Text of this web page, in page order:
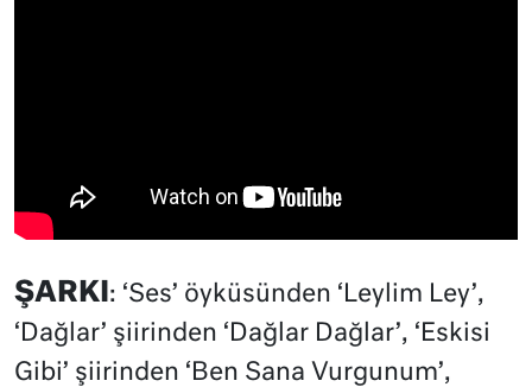
ŞARKI : ‘Ses’ öyküsünden ‘Leylim Ley’,
‘Dağlar’ şiirinden ‘Dağlar Dağlar’, ‘Eskisi
Gibi’ şiirinden ‘Ben Sana Vurgunum’,